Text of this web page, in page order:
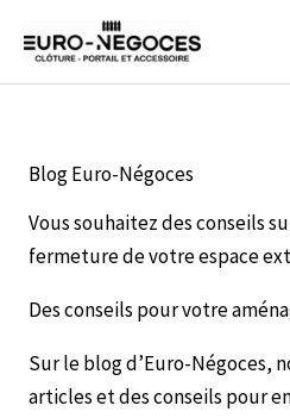
contenu
Blog Euro-Négoces
Vous souhaitez des conseils
fermeture de votre espace
Des conseils pour votre
Sur le blog d’Euro-Négoces,
articles et des conseils pour